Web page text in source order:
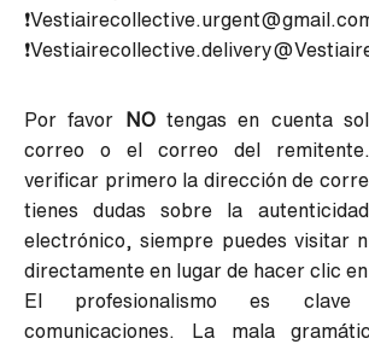
Por favor NOtengas en cuenta
correo o el correo del
verificar primero la dirección de
tienes dudas sobre la
electrónico, siempre puedes visitar
directamente en lugar de hacer clic en
El profesionalismo es
comunicaciones. La mala